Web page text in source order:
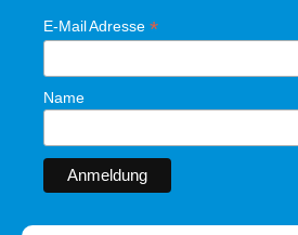
E-Mail Adresse *
Name